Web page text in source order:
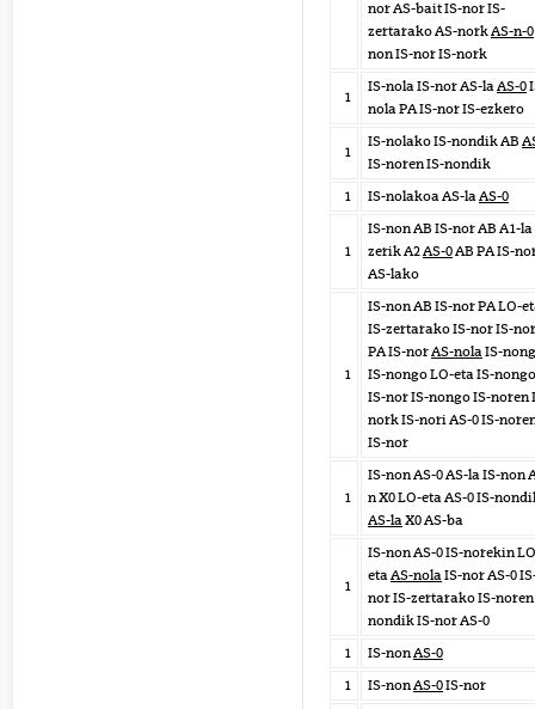
nor AS-bait IS-nor IS-
zertarako AS-norkAS-n-0
non IS-nor IS-nork
1
IS-nola IS-nor AS-laAS-0
nola PA IS-nor IS-ezkero
1
IS-nolako IS-nondik AB
IS-noren IS-nondik
1
IS-nolakoa AS-laAS-0
1
IS-non AB IS-nor AB A1-la
zerik A2AS-0AB PA IS-
AS-lako
1
IS-non AB IS-nor PA LO-
IS-zertarako IS-nor IS-
PA IS-norAS-nolaIS-
IS-nongo LO-eta IS-nongo
IS-nor IS-nongo IS-noren
nork IS-nori AS-0 IS-
IS-nor
1
IS-non AS-0 AS-la IS-non
n X0 LO-eta AS-0 IS-
AS-laX0 AS-ba
1
IS-non AS-0 IS-norekin
etaAS-nolaIS-nor AS-0
nor IS-zertarako IS-noren
nondik IS-nor AS-0
1
IS-nonAS-0
1
IS-nonAS-0IS-nor